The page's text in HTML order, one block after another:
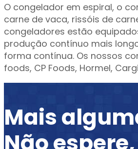
O congelador em espiral, o
carne de vaca, rissóis de
congeladores estão
produção contínuo mais
forma contínua. Os nossos
foods, CP Foods, Hormel,
Mais